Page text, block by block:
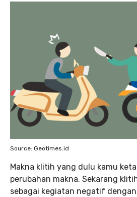
Source: Geotimes.id
Makna klitih yang dulu kamu
perubahan makna. Sekarang
sebagai kegiatan negatif